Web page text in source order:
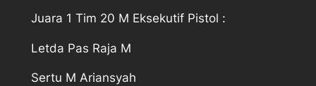
Juara 1 Tim 20 M Eksekutif Pistol :
Letda Pas Raja M
Sertu M Ariansyah